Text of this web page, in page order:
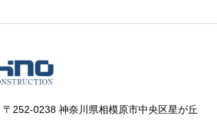
252-0238 神奈川県相模原市中央区星が丘